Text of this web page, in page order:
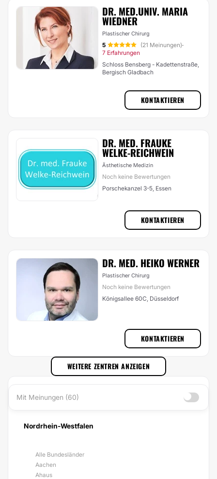
DR. MED.UNIV. MARIA
WIEDNER
Plastischer Chirurg
5 (21 Meinungen)·
7 Erfahrungen
Schloss Bensberg - Kadettenstraße,
Bergisch Gladbach
KONTAKTIEREN
DR. MED. FRAUKE
WELKE-REICHWEIN
Ästhetische Medizin
Noch keine Bewertungen
Porschekanzel 3-5, Essen
KONTAKTIEREN
DR. MED. HEIKO WERNER
Plastischer Chirurg
Noch keine Bewertungen
Königsallee 60C, Düsseldorf
KONTAKTIEREN
WEITERE ZENTREN ANZEIGEN
Mit Meinungen (60)
Nordrhein-Westfalen
Alle Bundesländer
Aachen
Ahaus